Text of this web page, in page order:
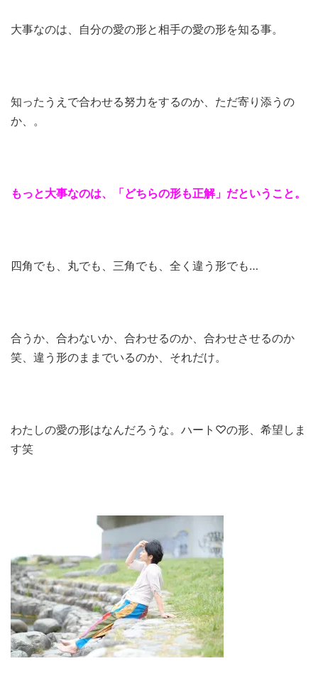
大事なのは、自分の愛の形と相手の愛の形を知る事。
知ったうえで合わせる努力をするのか、ただ寄り添うの
か、。
もっと大事なのは、「どちらの形も正解」だということ。
四角でも、丸でも、三角でも、全く違う形でも…
合うか、合わないか、合わせるのか、合わせさせるのか
笑、違う形のままでいるのか、それだけ。
わたしの愛の形はなんだろうな。ハート♡の形、希望しま
す笑